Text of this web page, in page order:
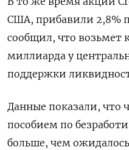
США, прибавили 2,8%
сообщил, что возьмет
миллиарда у
поддержки
Данные показали, что
пособием по
больше, чем